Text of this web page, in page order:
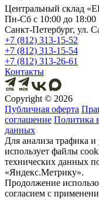
Центральный склад
Пн-Сб с 10:00 до 18:00
Санкт-Петербург, ул.
+7 (812) 313-15-52
+7 (812) 313-15-54
+7 (812) 313-26-61
Контакты
Copyright © 2026
Публичная оферта
соглашение Политика
данных
Для анализа трафика
использует файлы
технических данных
«Яндекс.Метрику».
Продолжение
согласием с